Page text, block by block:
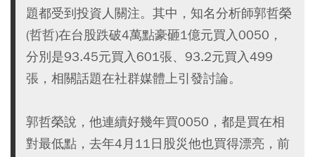
題都受到投資人關注。其中，知名分析師郭哲榮
(哲哲)在台股跌破4萬點豪砸1億元買入0050，
分別是93.45元買入601張、93.2元買入499
張，相關話題在社群媒體上引發討論。
郭哲榮說，他連續好幾年買0050，都是買在相
對最低點，去年4月11日股災他也買得漂亮，前